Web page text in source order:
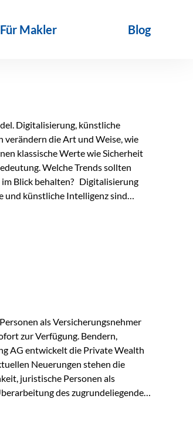
Für Makler Blog
Digitalisierung, künstliche
die Art und Weise, wie
klassische Werte wie Sicherheit
Welche Trends sollten
Blick behalten? Digitalisierung
und künstliche Intelligenz sind
das Wesentliche: die persönliche
als Versicherungsnehmer
zur Verfügung. Bendern,
AG entwickelt die Private Wealth
Neuerungen stehen die
juristische Personen als
des zugrundeliegenden
gestaltet. Anträge werden direkt